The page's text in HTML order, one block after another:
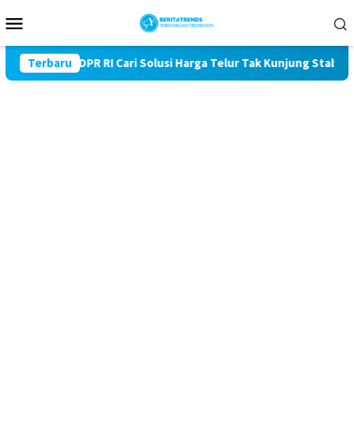
ke
Mobile
Terbaru
DPR RI Cari Solusi Harga Telur Tak Kunjung Stabil